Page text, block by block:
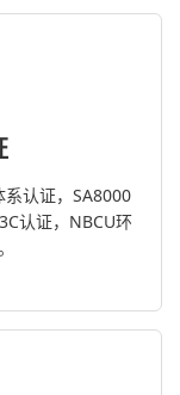
认证，SA8000
认证，NBCU环